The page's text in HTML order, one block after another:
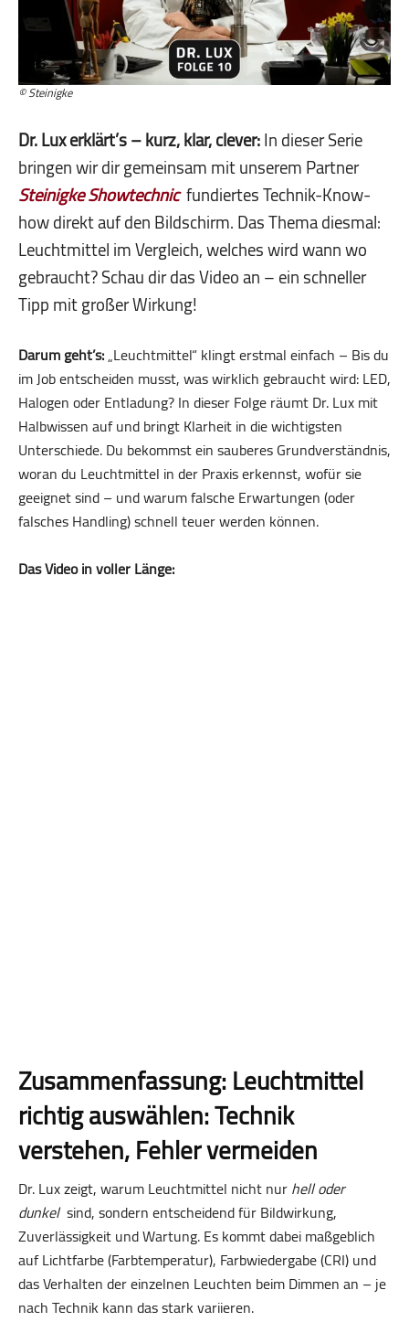
© Steinigke
Dr. Lux erklärt’s – kurz, klar, clever:In dieser Serie
bringen wir dir gemeinsam mit unserem Partner
Steinigke Showtechnicfundiertes Technik-Know-
how direkt auf den Bildschirm. Das Thema diesmal:
Leuchtmittel im Vergleich, welches wird wann wo
gebraucht? Schau dir das Video an – ein schneller
Tipp mit großer Wirkung!
Darum geht’s:„Leuchtmittel“ klingt erstmal einfach – Bis du
im Job entscheiden musst, was wirklich gebraucht wird: LED,
Halogen oder Entladung? In dieser Folge räumt Dr. Lux mit
Halbwissen auf und bringt Klarheit in die wichtigsten
Unterschiede. Du bekommst ein sauberes Grundverständnis,
woran du Leuchtmittel in der Praxis erkennst, wofür sie
geeignet sind – und warum falsche Erwartungen (oder
falsches Handling) schnell teuer werden können.
Das Video in voller Länge:
Zusammenfassung: Leuchtmittel
richtig auswählen: Technik
verstehen, Fehler vermeiden
Dr. Lux zeigt, warum Leuchtmittel nicht nurhell oder
dunkelsind, sondern entscheidend für Bildwirkung,
Zuverlässigkeit und Wartung. Es kommt dabei maßgeblich
auf Lichtfarbe (Farbtemperatur), Farbwiedergabe (CRI) und
das Verhalten der einzelnen Leuchten beim Dimmen an – je
nach Technik kann das stark variieren.